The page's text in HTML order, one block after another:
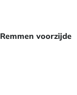
Remmen voorzijde